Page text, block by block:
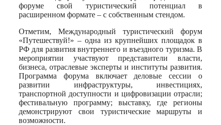
форуме свой туристический потенциал в
расширенном формате – с собственным стендом.
Отметим, Международный туристический форум
«Путешествуй!» – одна из крупнейших площадок в
РФ для развития внутреннего и въездного туризма. В
мероприятии участвуют представители власти,
бизнеса, отраслевые эксперты и институты развития.
Программа форума включает деловые сессии о
развитии инфраструктуры, инвестициях,
транспортной доступности и цифровизации отрасли;
фестивальную программу; выставку, где регионы
демонстрируют свои туристические маршруты и
возможности.